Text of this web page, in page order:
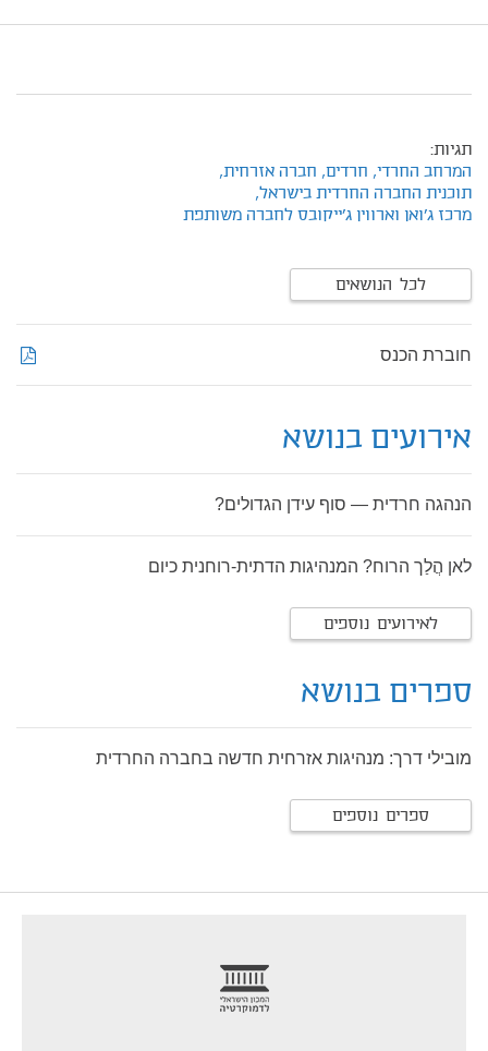
תגיות:
המרחב החרדי, חרדים, חברה אזרחית,
תוכנית החברה החרדית בישראל,
מרכז ג'ואן וארווין ג'ייקובס לחברה משותפת
לכל הנושאים
חוברת הכנס
אירועים בנושא
הנהגה חרדית — סוף עידן הגדולים?
לאן הֲלַך הרוח? המנהיגות הדתית-רוחנית כיום
לאירועים נוספים
ספרים בנושא
מובילי דרך: מנהיגות אזרחית חדשה בחברה החרדית
ספרים נוספים